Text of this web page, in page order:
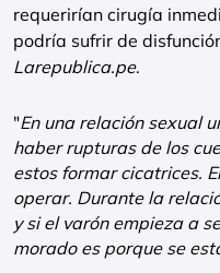
requerirían cirugía
podría sufrir de
Larepublica.pe.
"En una relación sexual
haber rupturas de los
estos formar cicatrices.
operar. Durante la
y si el varón empieza a
morado es porque se